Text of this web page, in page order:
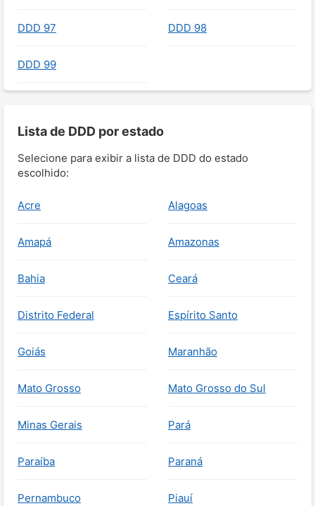
DDD 97 DDD 98
DDD 99
Lista de DDD por estado
Selecione para exibir a lista de DDD do estado
escolhido:
Acre Alagoas
Amapá Amazonas
Bahia Ceará
Distrito Federal Espírito Santo
Goiás Maranhão
Mato Grosso Mato Grosso do Sul
Minas Gerais Pará
Paraíba Paraná
Pernambuco Piauí